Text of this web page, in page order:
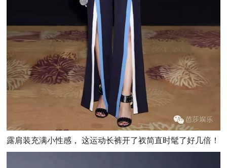
露肩装充满小性感， 这运动长裤开了衩简直时髦了好几倍！